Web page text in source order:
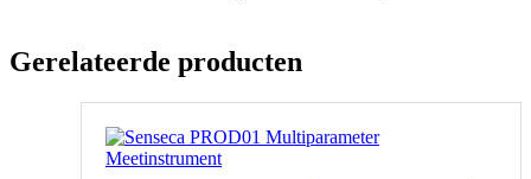
Gerelateerde producten